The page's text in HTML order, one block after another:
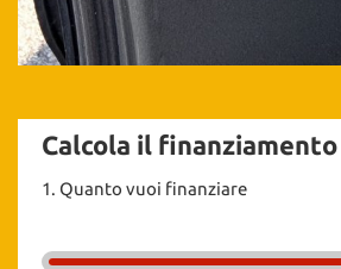
Calcola il finanziamento
1. Quanto vuoi finanziare